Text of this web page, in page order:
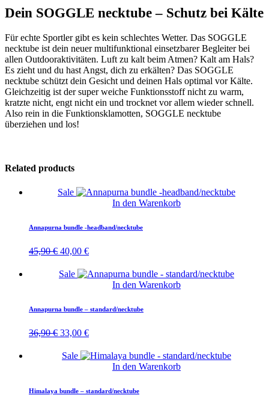
Dein SOGGLE necktube – Schutz bei Kälte
Für echte Sportler gibt es kein schlechtes Wetter. Das SOGGLE
necktube ist dein neuer multifunktional einsetzbarer Begleiter bei
allen Outdooraktivitäten. Luft zu kalt beim Atmen? Kalt am Hals?
Es zieht und du hast Angst, dich zu erkälten? Das SOGGLE
necktube schützt dein Gesicht und deinen Hals optimal vor Kälte.
Gleichzeitig ist der super weiche Funktionsstoff nicht zu warm,
kratzte nicht, engt nicht ein und trocknet vor allem wieder schnell.
Also rein in die Funktionsklamotten, SOGGLE necktube
überziehen und los!
Related products
Sale
In den Warenkorb
Annapurna bundle -headband/necktube
45,90€ Ursprünglicher
war:
40,00 €Aktueller
ist:
40,00 €.
Sale
In den Warenkorb
Annapurna bundle – standard/necktube
36,90€ Ursprünglicher
war:
33,00 €Aktueller
ist:
33,00 €.
Sale
In den Warenkorb
Himalaya bundle – standard/necktube